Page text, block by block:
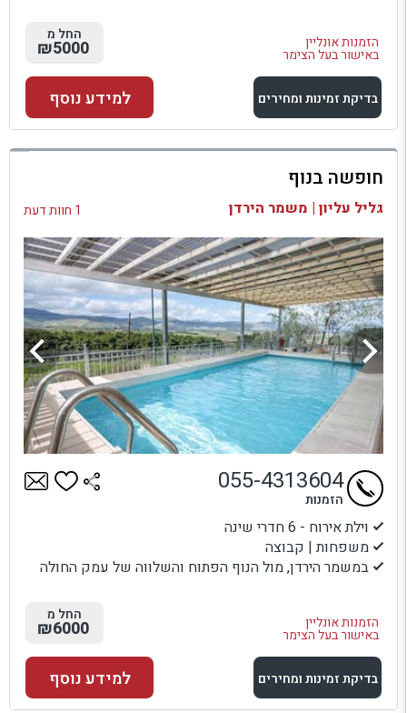
הזמנות אונליין
באישור בעל הצימר
החל מ
₪5000
בדיקת זמינות ומחירים
למתחם זה
בדיקת זמינות ומחירים
למידע נוסף
חופשה בנוף
גליל עליון | משמר הירדן 1 חוות דעת
וילת אירוח - 6 חדרי שינה
משפחות | קבוצה
במשמר הירדן, מול הנוף הפתוח והשלווה של עמק החולה
הזמנות אונליין
באישור בעל הצימר
055-4313604
הזמנות
החל מ
₪6000
בדיקת זמינות ומחירים למידע נוסף